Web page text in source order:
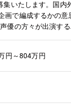
いたします。国内
画で編成するかの
優の方々が出演す
ンバーと並走し
企画・制作プロデ
ンをお任せする場
アニメ戦略の中核
与し、裁量を持っ
ンツビジネスの知
円～804万円